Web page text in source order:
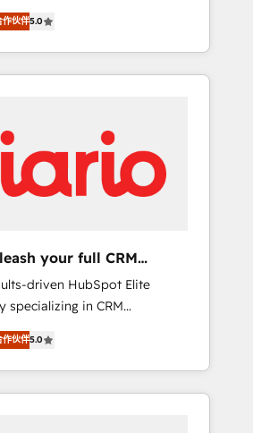
financial rationale with a
extension
believe in the power of
we embark on a
If not now, when?
experience to our client
ecosystem for a reason.
over a decade of
growth. They are
our customers grow
that fit their unique
We are thrilled to have Blue
been nothing short of
years of experience and
staff has earned them a
within the HubSpot
reliable partner capable of
experiences for our
作伙伴5.0
your full CRM
driven HubSpot Elite
specializing in CRM
& migrations, Revenue
Integrations, Custom AI
Website Design With
experience, we help
作伙伴5.0